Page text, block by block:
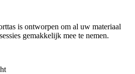
is ontworpen om al uw materiaal
gemakkelijk mee te nemen.